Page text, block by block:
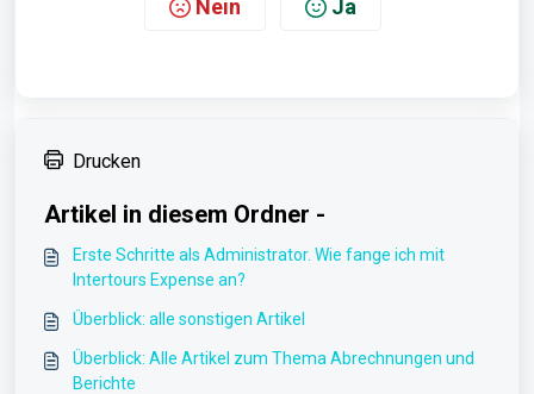
Nein Ja
Drucken
Artikel in diesem Ordner -
Erste Schritte als Administrator. Wie fange ich mit
Intertours Expense an?
Überblick: alle sonstigen Artikel
Überblick: Alle Artikel zum Thema Abrechnungen und
Berichte